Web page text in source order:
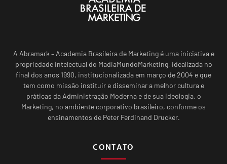
A Abramark – Academia Brasileira de Marketing é uma iniciativa e
propriedade intelectual do MadiaMundoMarketing, idealizada no
final dos anos 1990, institucionalizada em março de 2004 e que
tem como missão instituir e disseminar a melhor cultura e
práticas da Administração Moderna e de sua ideologia, o
Marketing, no ambiente corporativo brasileiro, conforme os
ensinamentos de Peter Ferdinand Drucker.
CONTATO